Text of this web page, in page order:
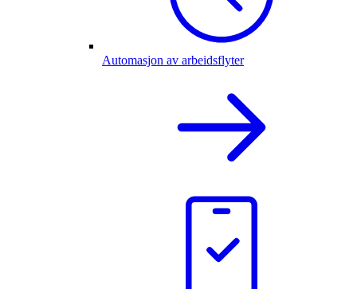
Automasjon av arbeidsflyter